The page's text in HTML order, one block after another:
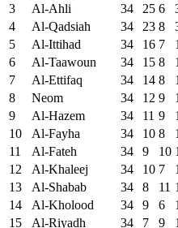
3
Al-Ahli 34 25 6
4
Al-Qadsiah 34 23 8
5
Al-Ittihad 34 16 7
6
Al-Taawoun 34 15 8
7
Al-Ettifaq 34 14 8
8
Neom 34 12 9
9
Al-Hazem 34 11 9
10
Al-Fayha 34 10 8
11
Al-Fateh 34 9 10
12
Al-Khaleej 34 10 7
13
Al-Shabab 34 8 11
14
Al-Kholood 34 9 6
15
Al-Riyadh 34 7 9